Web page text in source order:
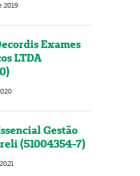
2019
Exames
LTDA
Gestão
(51004354-7)